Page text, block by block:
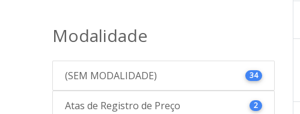
Modalidade
(SEM MODALIDADE) 34
Atas de Registro de Preço 2